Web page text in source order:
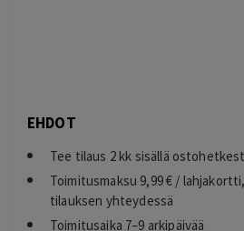
EHDOT
Tee tilaus 2 kk sisällä
Toimitusmaksu 9,99 € /
tilauksen yhteydessä
Toimitusaika 7–9 arkipäivää